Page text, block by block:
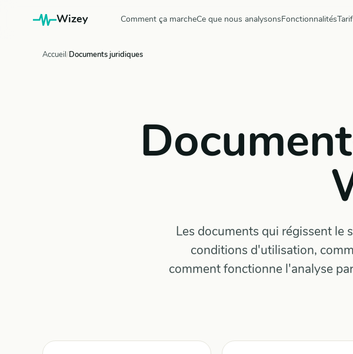
Wizey Comment ça marcheCe que nous analysonsFonctionnalités
Accueil Documents juridiques
Les documents qui régissent le
conditions d'utilisation,
comment fonctionne l'analyse